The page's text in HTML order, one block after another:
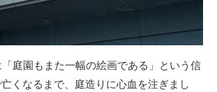
庭園もまた一幅の絵画である」という信
くなるまで、庭造りに心血を注ぎまし